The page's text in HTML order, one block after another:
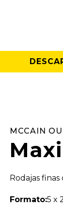
MCCAIN
Rodajas
Formato:5 x